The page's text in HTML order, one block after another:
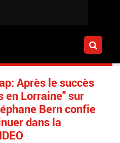
Après le succès
en Lorraine" sur
Bern confie
dans la